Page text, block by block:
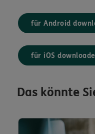
für Android
für iOS
Das könnte